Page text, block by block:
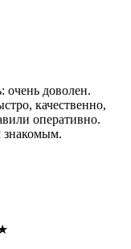
очень доволен.
качественно,
оперативно.
знакомым.